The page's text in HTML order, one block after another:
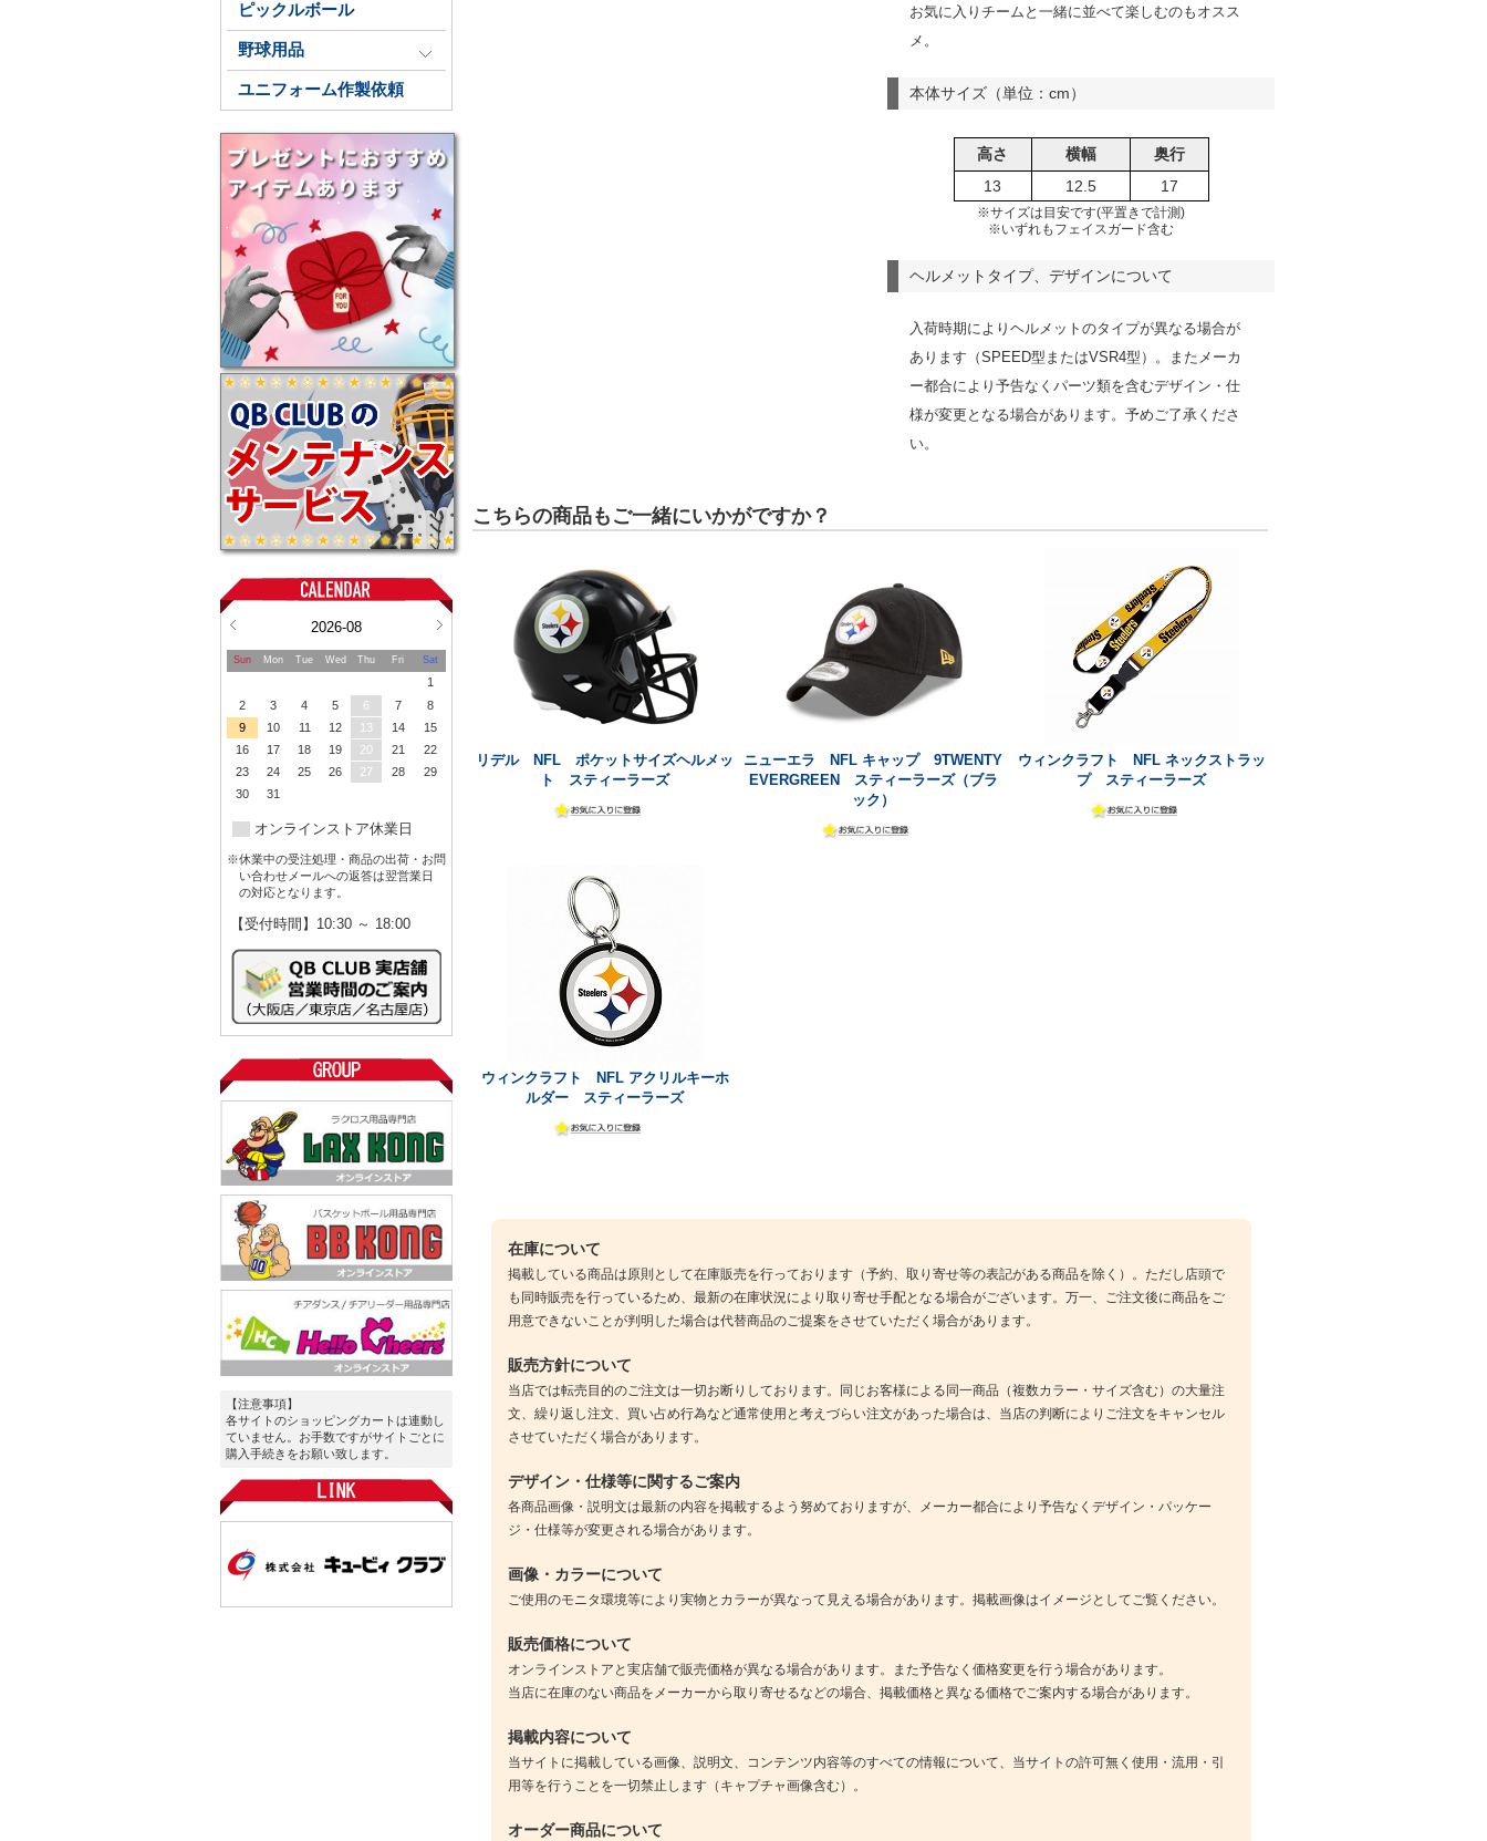
ピックルボール
野球用品
ユニフォーム作製依頼
2026-08
Sun Mon Tue Wed Thu Fri Sat
1
2
3 4 5 6 7
8
9
10 11 12 13 14
15
16
17 18 19 20 21
22
23
24 25 26 27 28
29
30
31
オンラインストア休業日
※休業中の受注処理・商品の出荷・お問
い合わせメールへの返答は翌営業日
の対応となります。
【受付時間】10:30 ～ 18:00
【注意事項】
各サイトのショッピングカートは連動し
ていません。お手数ですがサイトごとに
購入手続きをお願い致します。
お気に入りチームと一緒に並べて楽しむのもオスス
メ。
本体サイズ（単位：cm）
高さ 横幅
奥行
13
12.5 17
※サイズは目安です(平置きで計測)
※いずれもフェイスガード含む
ヘルメットタイプ、デザインについて
入荷時期によりヘルメットのタイプが異なる場合が
あります（SPEED型またはVSR4型）。またメーカ
ー都合により予告なくパーツ類を含むデザイン・仕
様が変更となる場合があります。予めご了承くださ
い。
こちらの商品もご一緒にいかがですか？
リデル NFL ポケットサイズヘルメッ
ト スティーラーズ
ニューエラ NFL キャップ 9TWENTY
EVERGREEN スティーラーズ（ブラ
ック）
ウィンクラフト NFL ネックストラッ
プ スティーラーズ
ウィンクラフト NFL アクリルキーホ
ルダー スティーラーズ
在庫について
掲載している商品は原則として在庫販売を行っております（予約、取り寄せ等の表記がある商品を除く）。ただし店頭で
も同時販売を行っているため、最新の在庫状況により取り寄せ手配となる場合がございます。万一、ご注文後に商品をご
用意できないことが判明した場合は代替商品のご提案をさせていただく場合があります。
販売方針について
当店では転売目的のご注文は一切お断りしております。同じお客様による同一商品（複数カラー・サイズ含む）の大量注
文、繰り返し注文、買い占め行為など通常使用と考えづらい注文があった場合は、当店の判断によりご注文をキャンセル
させていただく場合があります。
デザイン・仕様等に関するご案内
各商品画像・説明文は最新の内容を掲載するよう努めておりますが、メーカー都合により予告なくデザイン・パッケー
ジ・仕様等が変更される場合があります。
画像・カラーについて
ご使用のモニタ環境等により実物とカラーが異なって見える場合があります。掲載画像はイメージとしてご覧ください。
販売価格について
オンラインストアと実店舗で販売価格が異なる場合があります。また予告なく価格変更を行う場合があります。
当店に在庫のない商品をメーカーから取り寄せるなどの場合、掲載価格と異なる価格でご案内する場合があります。
掲載内容について
当サイトに掲載している画像、説明文、コンテンツ内容等のすべての情報について、当サイトの許可無く使用・流用・引
用等を行うことを一切禁止します（キャプチャ画像含む）。
オーダー商品について